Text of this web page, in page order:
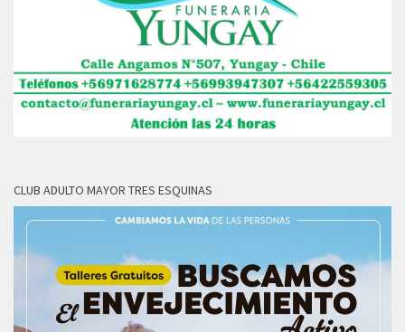
CLUB ADULTO MAYOR TRES ESQUINAS